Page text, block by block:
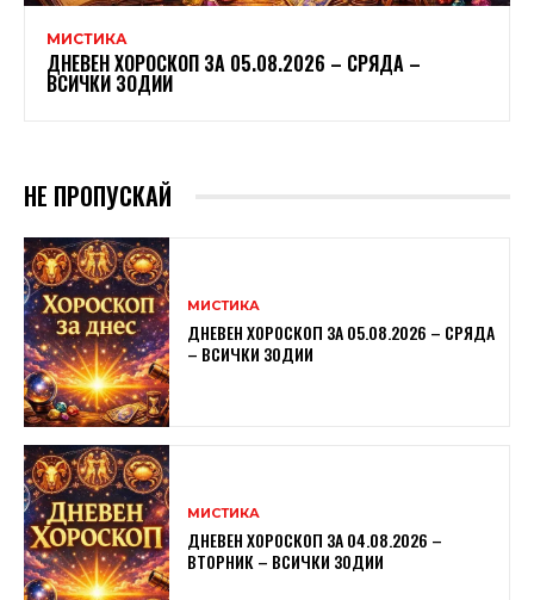
МИСТИКА
ДНЕВЕН ХОРОСКОП ЗА 05.08.2026 – СРЯДА –
ВСИЧКИ ЗОДИИ
НЕ ПРОПУСКАЙ
МИСТИКА
ДНЕВЕН ХОРОСКОП ЗА 05.08.2026 – СРЯДА
– ВСИЧКИ ЗОДИИ
МИСТИКА
ДНЕВЕН ХОРОСКОП ЗА 04.08.2026 –
ВТОРНИК – ВСИЧКИ ЗОДИИ